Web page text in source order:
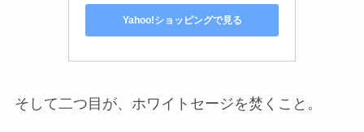
Yahoo!ショッピングで見る
そして二つ目が、ホワイトセージを焚くこと。